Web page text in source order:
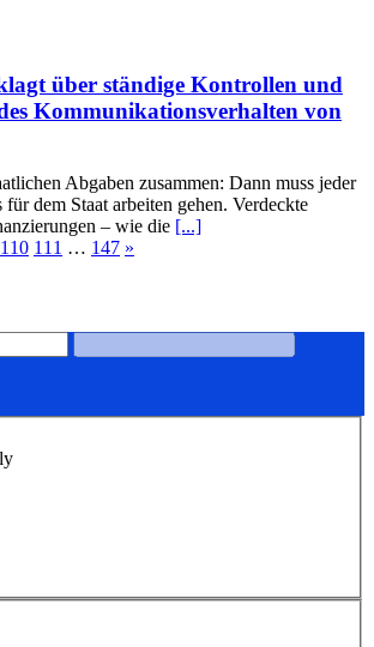
über ständige Kontrollen und
Kommunikationsverhalten von
Abgaben zusammen: Dann muss jeder
für dem Staat arbeiten gehen. Verdeckte
– wie die [...]
110 111 … 147 »